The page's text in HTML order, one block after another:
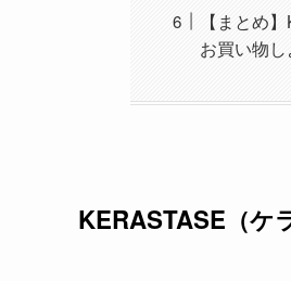
【まとめ
お買い物し
KERASTASE（ケ